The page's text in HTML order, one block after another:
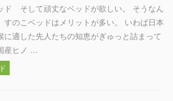
ド そして頑丈なベッドが欲しい。 そうなん
すのこベッドはメリットが多い。 いわば日本
に適した先人たちの知恵がぎゅっと詰まって
産ヒノ ...